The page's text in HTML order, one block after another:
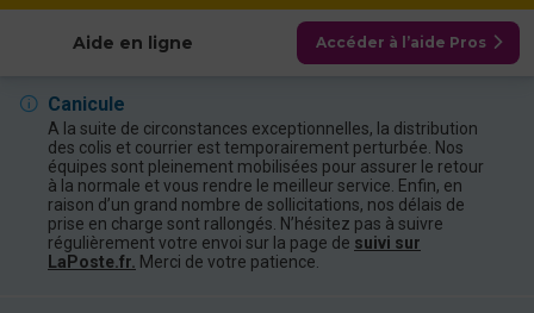
Aide en ligne Accéder à l’aide Pros
Canicule
A la suite de circonstances exceptionnelles, la distribution
des colis et courrier est temporairement perturbée. Nos
équipes sont pleinement mobilisées pour assurer le retour
à la normale et vous rendre le meilleur service. Enfin, en
raison d’un grand nombre de sollicitations, nos délais de
prise en charge sont rallongés. N’hésitez pas à suivre
régulièrement votre envoi sur la page de suivi sur
LaPoste.fr. Merci de votre patience.